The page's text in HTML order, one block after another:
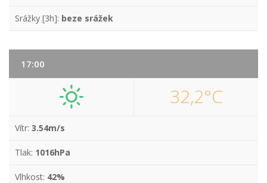
Srážky [3h]: beze srážek
17:00
32,2°C
Vítr: 3.54m/s
Tlak: 1016hPa
Vlhkost: 42%